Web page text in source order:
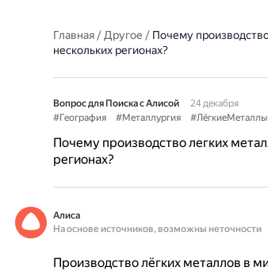
Главная/Другое / Почему
нескольких регионах?
Вопрос для Поиска с Алисой
24 декабря
#География
#Металлургия #ЛёгкиеМеталлы
Почему производство легких
регионах?
Алиса
На основе источников, возможны неточности
Производство лёгких металлов в